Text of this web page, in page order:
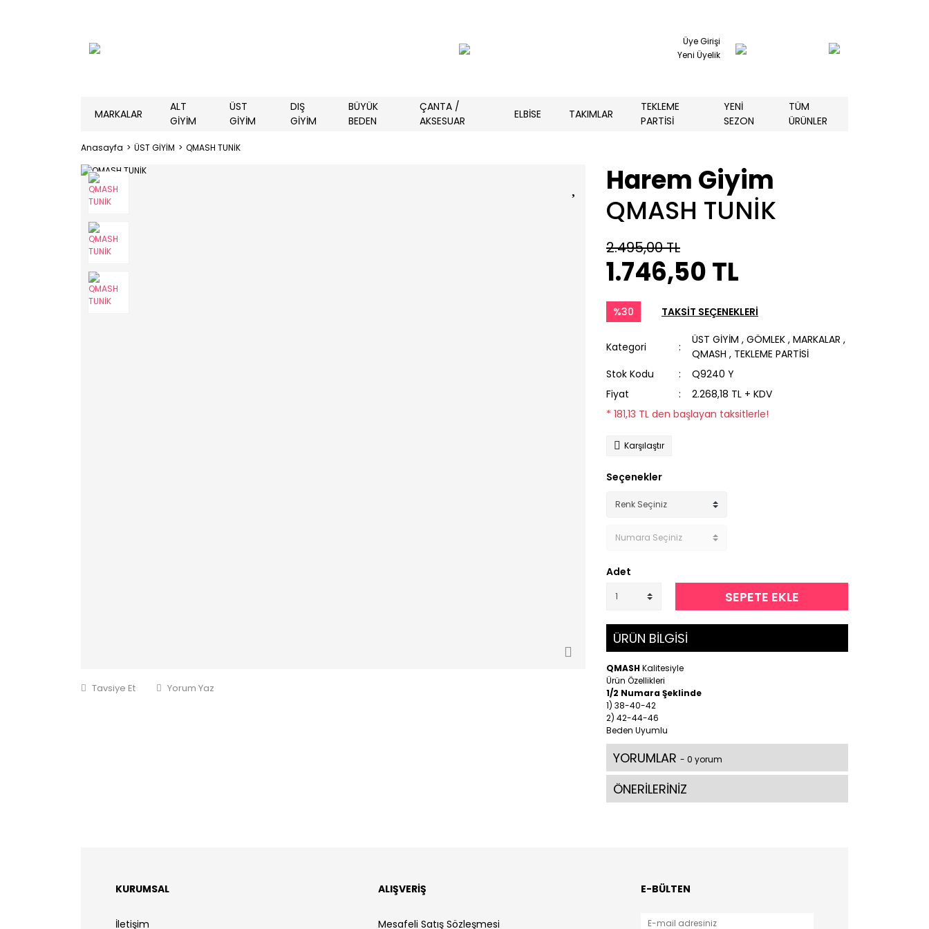
Üye Girişi
Yeni Üyelik
MARKALAR
ALT
GİYİM
ÜST
GİYİM
DIŞ
GİYİM
BÜYÜK
BEDEN
ÇANTA /
AKSESUAR
ELBİSE TAKIMLAR
TEKLEME
PARTİSİ
YENİ
SEZON
TÜM
ÜRÜNLER
Anasayfa ÜST GİYİM QMASH TUNİK
Tavsiye Et Yorum Yaz
Harem Giyim
QMASH TUNİK
2.495,00 TL
1.746,50 TL
%30 TAKSİT SEÇENEKLERİ
Kategori
ÜST GİYİM , GÖMLEK , MARKALAR ,
QMASH , TEKLEME PARTİSİ
Stok Kodu
Q9240 Y
Fiyat
2.268,18 TL + KDV
* 181,13 TL den başlayan taksitlerle!
Karşılaştır
Seçenekler
Adet
SEPETE EKLE
ÜRÜN BİLGİSİ
QMASHKalitesiyle
Ürün Özellikleri
1/2 Numara Şeklinde
1) 38-40-42
2) 42-44-46
Beden Uyumlu
YORUMLAR - 0 yorum
ÖNERİLERİNİZ
KURUMSAL
İletişim
ALIŞVERİŞ
Mesafeli Satış Sözleşmesi
E-BÜLTEN